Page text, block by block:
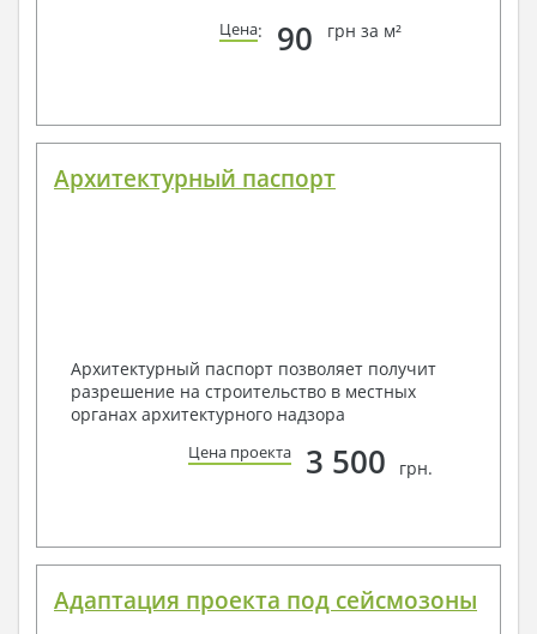
Цена: 90 грн за м²
Архитектурный паспорт
Архитектурный паспорт позволяет получит
разрешение на строительство в местных
органах архитектурного надзора
Цена проекта 3 500 грн.
Адаптация проекта под сейсмозоны